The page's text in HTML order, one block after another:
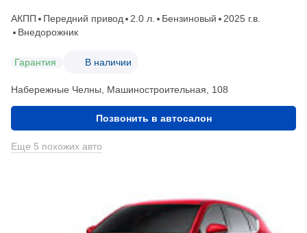
АКПП Передний привод 2.0 л. Бензиновый
2025 г.в.
Внедорожник
Гарантия В наличии
Набережные Челны, Машиностроительная, 108
Позвонить в автосалон
Еще 5 похожих авто